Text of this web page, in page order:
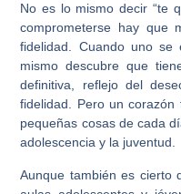
No es lo mismo decir “te
comprometerse hay que
fidelidad. Cuando uno se
mismo descubre que
definitiva, reflejo del
fidelidad. Pero un
pequeñas cosas de cada
adolescencia y la juventud.
Aunque también es cierto